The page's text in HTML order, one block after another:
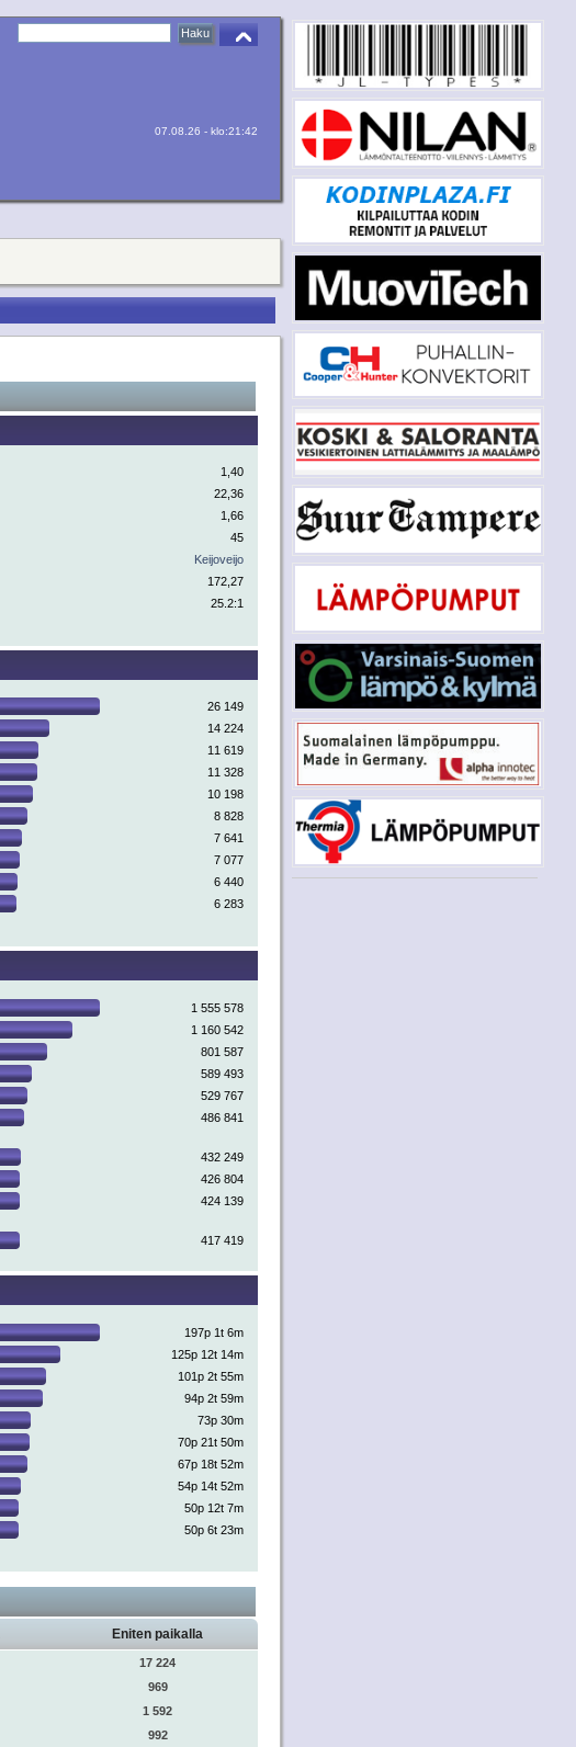
07.08.26 - klo:21:42
1,40
22,36
1,66
45
Keijoveijo
172,27
25.2:1
26 149
14 224
11 619
11 328
10 198
8 828
7 641
7 077
6 440
6 283
1 555 578
1 160 542
801 587
589 493
529 767
486 841
432 249
426 804
424 139
417 419
197p 1t 6m
125p 12t 14m
101p 2t 55m
94p 2t 59m
73p 30m
70p 21t 50m
67p 18t 52m
54p 14t 52m
50p 12t 7m
50p 6t 23m
Eniten paikalla
17 224
969
1 592
992